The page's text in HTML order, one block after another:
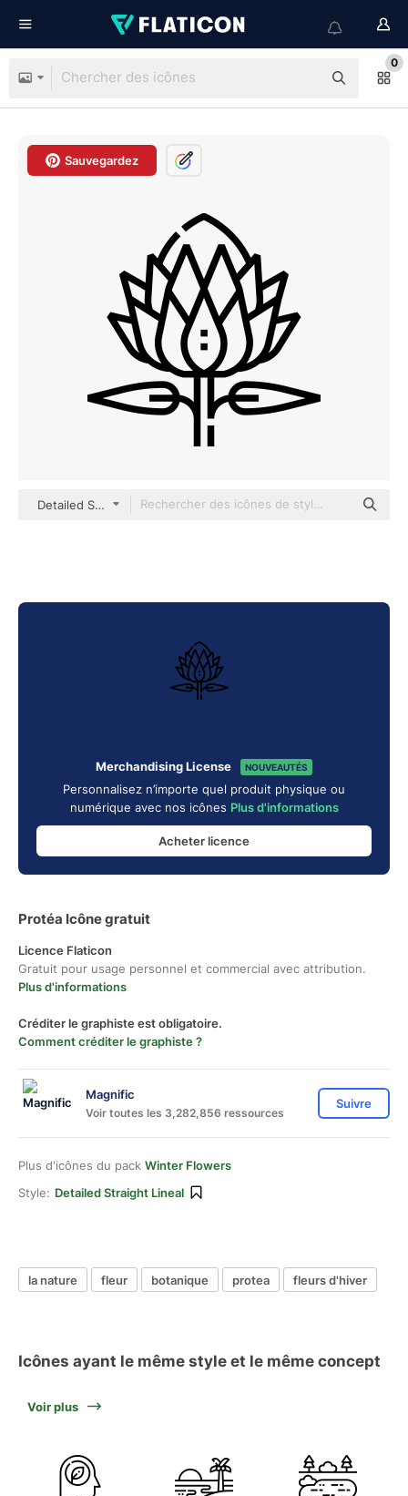
0
Sauvegardez
Detailed Straight Lineal
Merchandising License NOUVEAUTÉS
Personnalisez n’importe quel produit physique ou
numérique avec nos icônes Plus d'informations
Acheter licence
Protéa Icône gratuit
Licence Flaticon
Gratuit pour usage personnel et commercial avec attribution.
Plus d'informations
Créditer le graphiste est obligatoire.
Comment créditer le graphiste ?
Magnific
Voir toutes les 3,282,856 ressources
Suivre
Plus d'icônes du pack Winter Flowers
Style: Detailed Straight Lineal
la nature fleur botanique protea fleurs d'hiver
Icônes ayant le même style et le même concept
Voir plus